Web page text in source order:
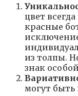
цвет
красные
из толпы.
знак
могут